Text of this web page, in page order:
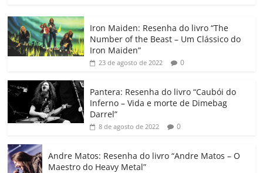
c
e
b
o
o
k
itt
er
at
s
A
p
e
dI
gl
e
Cl
a
ss
ro
o
p
y
Li
k
m
p
h
ar
Iron Maiden: Resenha do livro “The
Number of the Beast – Um Clássico do
Iron Maiden”
23 de agosto de 2022 0
Pantera: Resenha do livro “Caubói do
Inferno – Vida e morte de Dimebag
Darrel”
8 de agosto de 2022 0
Andre Matos: Resenha do livro “Andre Matos – O
Maestro do Heavy Metal”